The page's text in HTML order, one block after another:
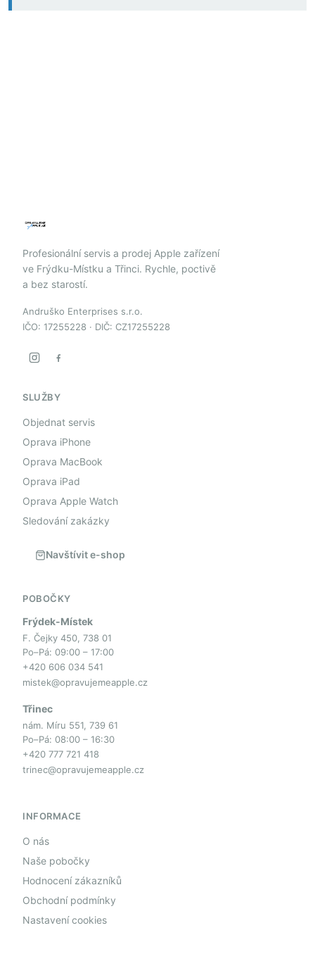
Profesionální servis a prodej Apple zařízení
ve Frýdku-Místku a Třinci. Rychle, poctivě
a bez starostí.
Andruško Enterprises s.r.o.
IČO: 17255228 · DIČ: CZ17255228
SLUŽBY
Objednat servis
Oprava iPhone
Oprava MacBook
Oprava iPad
Oprava Apple Watch
Sledování zakázky
Navštívit e-shop
POBOČKY
Frýdek-Místek
F. Čejky 450, 738 01
Po–Pá: 09:00 – 17:00
+420 606 034 541
mistek@opravujemeapple.cz
Třinec
nám. Míru 551, 739 61
Po–Pá: 08:00 – 16:30
+420 777 721 418
trinec@opravujemeapple.cz
INFORMACE
O nás
Naše pobočky
Hodnocení zákazníků
Obchodní podmínky
Nastavení cookies